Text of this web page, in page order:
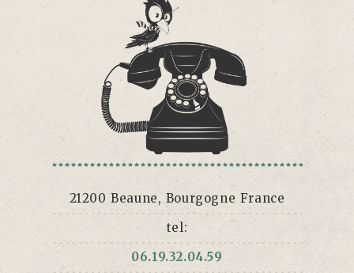
21200 Beaune, Bourgogne France
tel:
06.19.32.04.59